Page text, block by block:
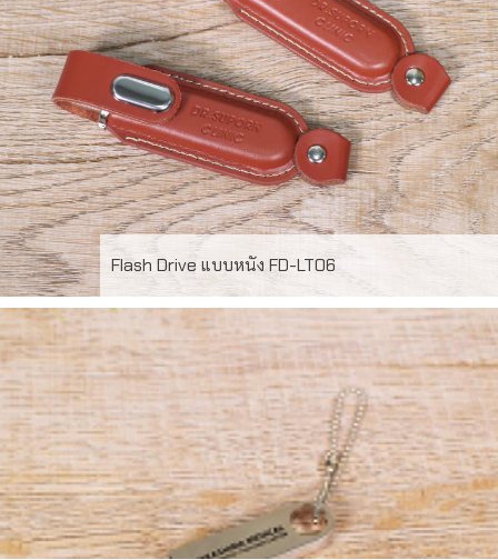
Flash Drive แบบหนัง FD-LT06
FD-LT06 USB Flash Drive 16GB พร้อมปั้มจำโลโก้ 1
ตำแหน่ง สั่งผลิต ขั้นต่ำ 100 ชิ้น สินค้า รับประกัน 5ปี